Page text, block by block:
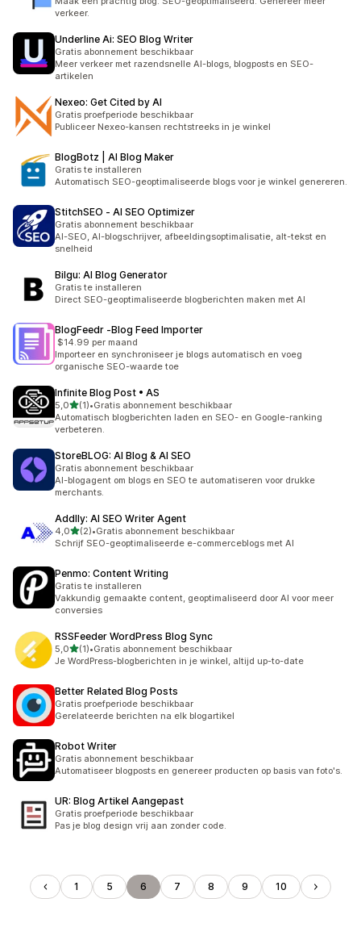
verkeer.
Underline Ai: SEO Blog Writer
Gratis abonnement beschikbaar
Meer verkeer met razendsnelle AI-blogs, blogposts en SEO-
artikelen
Nexeo: Get Cited by AI
Gratis proefperiode beschikbaar
Publiceer Nexeo-kansen rechtstreeks in je winkel
BlogBotz | AI Blog Maker
Gratis te installeren
Automatisch SEO-geoptimaliseerde blogs voor je winkel genereren.
StitchSEO ‑ AI SEO Optimizer
Gratis abonnement beschikbaar
AI-SEO, AI-blogschrijver, afbeeldingsoptimalisatie, alt-tekst en
snelheid
Bilgu: AI Blog Generator
Gratis te installeren
Direct SEO-geoptimaliseerde blogberichten maken met AI
BlogFeedr ‑Blog Feed Importer
$14.99 per maand
Importeer en synchroniseer je blogs automatisch en voeg
organische SEO-waarde toe
Infinite Blog Post • AS
5,0van 5 sterren
(1)
1 recensies in totaal
•Gratis abonnement beschikbaar
Automatisch blogberichten laden en SEO- en Google-ranking
verbeteren.
StoreBLOG: AI Blog & AI SEO
Gratis abonnement beschikbaar
AI-blogagent om blogs en SEO te automatiseren voor drukke
merchants.
Addlly: AI SEO Writer Agent
4,0van 5 sterren
(2)
2 recensies in totaal
•Gratis abonnement beschikbaar
Schrijf SEO-geoptimaliseerde e-commerceblogs met AI
Penmo: Content Writing
Gratis te installeren
Vakkundig gemaakte content, geoptimaliseerd door AI voor meer
conversies
RSSFeeder WordPress Blog Sync
5,0van 5 sterren
(1)
1 recensies in totaal
•Gratis abonnement beschikbaar
Je WordPress-blogberichten in je winkel, altijd up-to-date
Better Related Blog Posts
Gratis proefperiode beschikbaar
Gerelateerde berichten na elk blogartikel
Robot Writer
Gratis abonnement beschikbaar
Automatiseer blogposts en genereer producten op basis van foto's.
UR: Blog Artikel Aangepast
Gratis proefperiode beschikbaar
Pas je blog design vrij aan zonder code.
1 5 6 7 8 9 10